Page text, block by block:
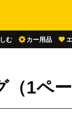
む カー用品
1ペー